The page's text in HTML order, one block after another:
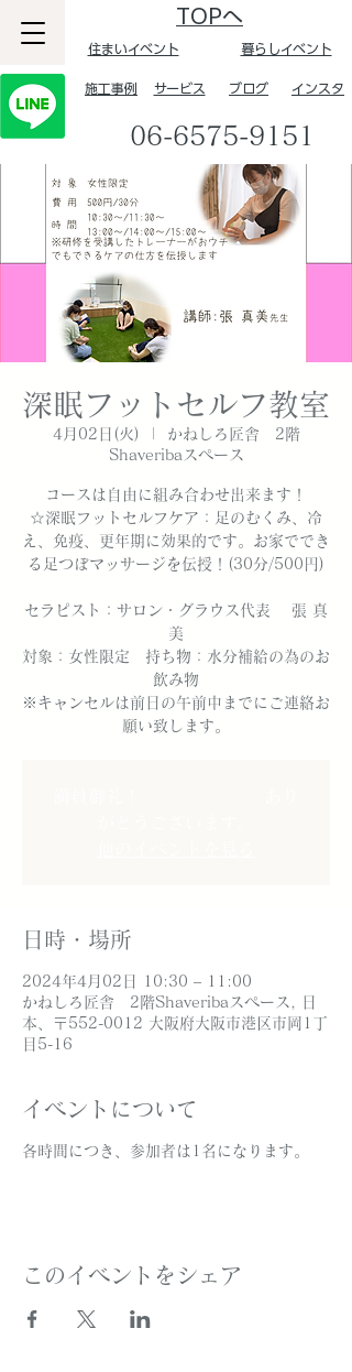
TOPへ
住まいイベント 暮らしイベント
​施工事例 サービス ブログ インスタ
06-6575-9151
深眠フットセルフ教室
4月02日(火)
かねしろ匠舎 2階
Shaveribaスペース
コースは自由に組み合わせ出来ます！
☆深眠フットセルフケア：足のむくみ、冷
え、免疫、更年期に効果的です。お家ででき
る足つぼマッサージを伝授！(30分/500円)
セラピスト：サロン・グラウス代表 張 真
美
対象：女性限定 持ち物：水分補給の為のお
飲み物
※キャンセルは前日の午前中までにご連絡お
願い致します。
日時・場所
2024年4月02日 10:30 – 11:00
かねしろ匠舎 2階Shaveribaスペース, 日
本、〒552-0012 大阪府大阪市港区市岡1丁
目5-16
イベントについて
各時間につき、参加者は1名になります。
このイベントをシェア